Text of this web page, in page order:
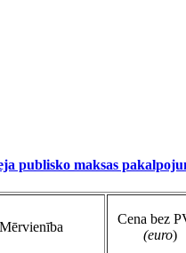
publisko maksas
Mērvienība
Cena bez
(euro)